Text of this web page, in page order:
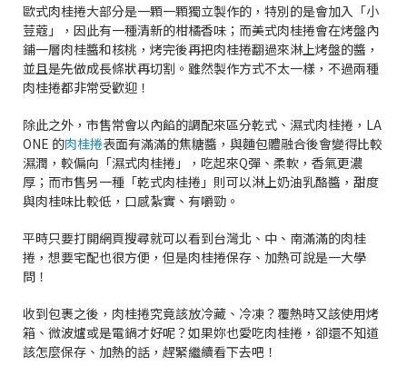
歐式肉桂捲大部分是一顆一顆獨立製作的，特別的是會加入「小
荳蔻」，因此有一種清新的柑橘香味；而美式肉桂捲會在烤盤內
鋪一層肉桂醬和核桃，烤完後再把肉桂捲翻過來淋上烤盤的醬，
並且是先做成長條狀再切割。雖然製作方式不太一樣，不過兩種
肉桂捲都非常受歡迎！
除此之外，市售常會以內餡的調配來區分乾式、濕式肉桂捲，LA
ONE 的肉桂捲表面有滿滿的焦糖醬，與麵包體融合後會變得比較
濕潤，較偏向「濕式肉桂捲」，吃起來Q彈、柔軟，香氣更濃
厚；而市售另一種「乾式肉桂捲」則可以淋上奶油乳酪醬，甜度
與肉桂味比較低，口感紮實、有嚼勁。
平時只要打開網頁搜尋就可以看到台灣北、中、南滿滿的肉桂
捲，想要宅配也很方便，但是肉桂捲保存、加熱可說是一大學
問！
收到包裹之後，肉桂捲究竟該放冷藏、冷凍？覆熱時又該使用烤
箱、微波爐或是電鍋才好呢？如果妳也愛吃肉桂捲，卻還不知道
該怎麼保存、加熱的話，趕緊繼續看下去吧！